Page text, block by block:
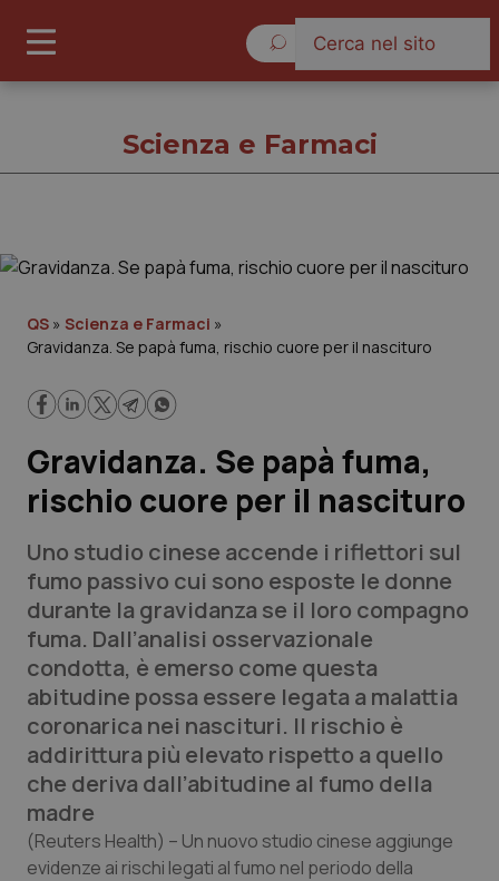
Cronache
Lavoro e Professioni
Scienza e Farmaci
Studi e Analisi
Lettere al direttore
Edizioni Regionali
QS Pro
Professionisti Sanitari.AI
Scienza e Farmaci
QS » Scienza e Farmaci »
Gravidanza. Se papà fuma, rischio cuore per il nascituro
Gravidanza. Se papà fuma,
rischio cuore per il nascituro
Uno studio cinese accende i riflettori sul
fumo passivo cui sono esposte le donne
durante la gravidanza se il loro compagno
fuma. Dall’analisi osservazionale
condotta, è emerso come questa
abitudine possa essere legata a malattia
coronarica nei nascituri. Il rischio è
addirittura più elevato rispetto a quello
che deriva dall’abitudine al fumo della
madre
(Reuters Health) – Un nuovo studio cinese aggiunge
evidenze ai rischi legati al fumo nel periodo della